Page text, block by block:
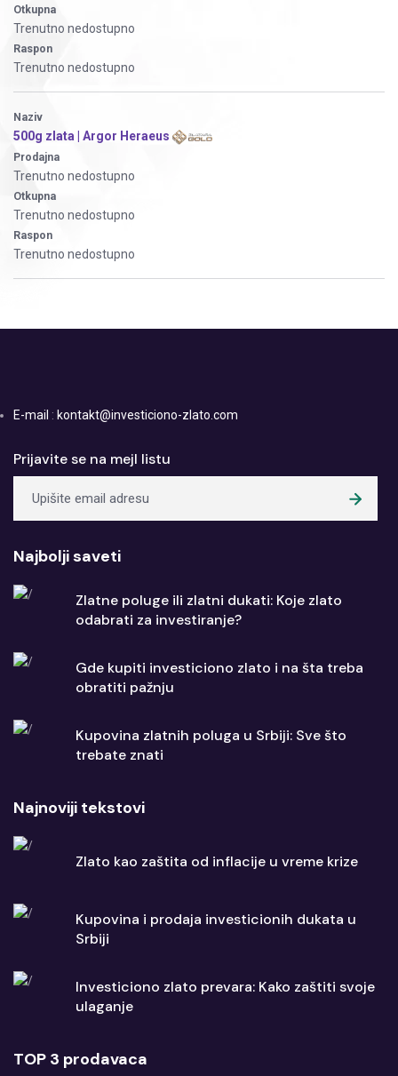
Otkupna
Trenutno nedostupno
Raspon
Trenutno nedostupno
Naziv
500g zlata | Argor Heraeus
Prodajna
Trenutno nedostupno
Otkupna
Trenutno nedostupno
Raspon
Trenutno nedostupno
E-mail : kontakt@investiciono-zlato.com
Prijavite se na mejl listu
Najbolji saveti
Zlatne poluge ili zlatni dukati: Koje zlato
odabrati za investiranje?
Gde kupiti investiciono zlato i na šta treba
obratiti pažnju
Kupovina zlatnih poluga u Srbiji: Sve što
trebate znati
Najnoviji tekstovi
Zlato kao zaštita od inflacije u vreme krize
Kupovina i prodaja investicionih dukata u
Srbiji
Investiciono zlato prevara: Kako zaštiti svoje
ulaganje
TOP 3 prodavaca